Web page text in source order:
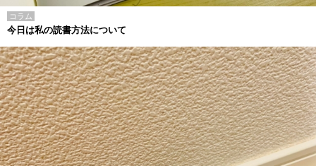
コラム
今日は私の読書方法について